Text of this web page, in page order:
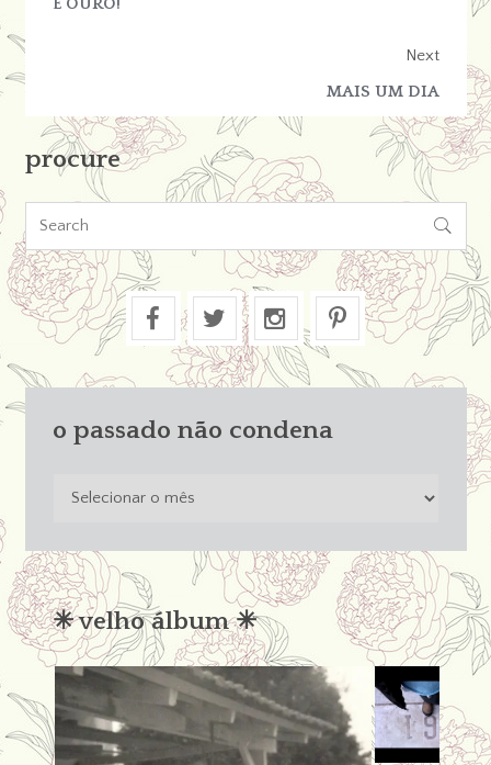
Next
MAIS UM DIA
procure

o passado não condena
condena
✳︎ velho álbum ✳︎